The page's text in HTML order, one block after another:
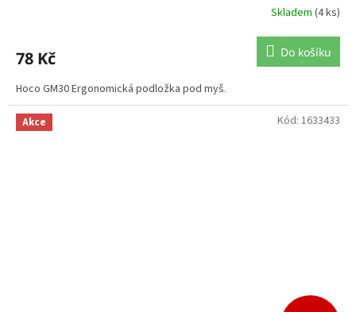
Skladem (4 ks)
78 Kč Do košíku
Hoco GM30 Ergonomická podložka pod myš.
Akce Kód: 1633433